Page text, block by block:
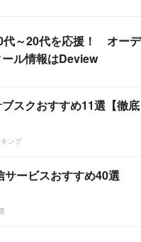
代～20代を応援！ オーデ
ル情報はDeview
スクおすすめ11選【徹底
ング
サービスおすすめ40選